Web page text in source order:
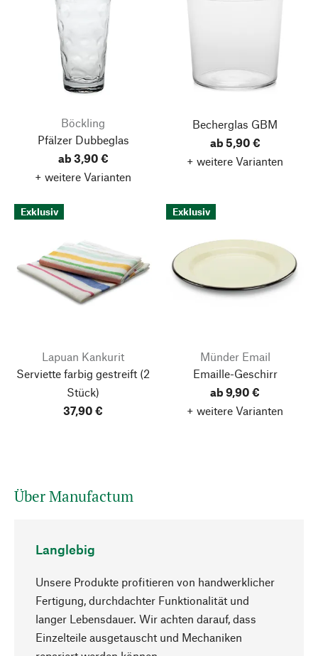
Böckling
Pfälzer Dubbeglas
ab 3,90 €
+ weitere Varianten
Becherglas GBM
ab 5,90 €
+ weitere Varianten
Exklusiv
Lapuan Kankurit
Serviette farbig gestreift (2
Stück)
37,90 €
Exklusiv
Münder Email
Emaille-Geschirr
ab 9,90 €
+ weitere Varianten
Über Manufactum
Langlebig
Unsere Produkte profitieren von handwerklicher
Fertigung, durchdachter Funktionalität und
langer Lebensdauer. Wir achten darauf, dass
Einzelteile ausgetauscht und Mechaniken
Nach oben